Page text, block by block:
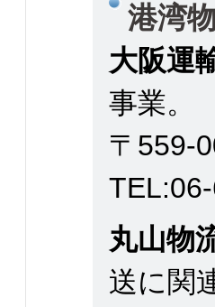
港湾
大阪運
事業。
〒559-
丸山物
送に関